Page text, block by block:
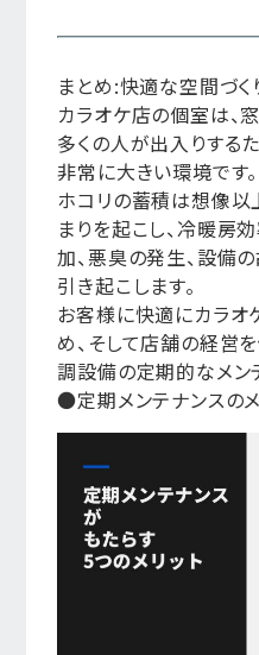
まとめ:快適な空間づく
カラオケ店の個室は、
多くの人が出入りする
非常に大きい環境です。
ホコリの蓄積は想像以
まりを起こし、冷暖房
加、悪臭の発生、設備
引き起こします。
お客様に快適にカラオ
め、そして店舗の経営
調設備の定期的なメン
●定期メンテナンスの